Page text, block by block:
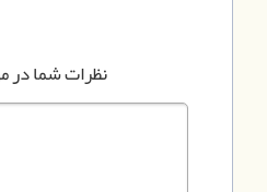
نظرات شما در